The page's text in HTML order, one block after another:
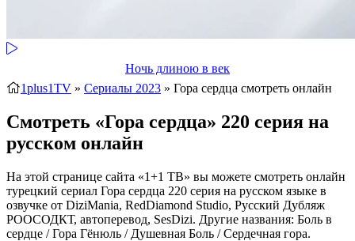
Ночь длиною в век
1plus1TV » Сериалы 2023 » Гора сердца смотреть онлайн
Смотреть «Гора сердца» 220 серия на
русском онлайн
На этой странице сайта «1+1 ТВ» вы можете смотреть онлайн
турецкий сериал Гора сердца 220 серия на русском языке в
озвучке от DiziMania, RedDiamond Studio, Русский Дубляж
РООСОДКТ, автоперевод, SesDizi. Другие названия: Боль в
сердце / Гора Гёнюль / Душевная Боль / Сердечная гора.